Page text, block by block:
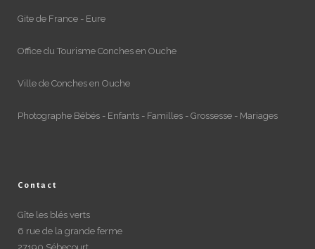
Gite de France - Eure
Office du Tourisme Conches en Ouche
Ville de Conches en Ouche
Photographe Bébés - Enfants - Familles - Grossesse - Mariages
Contact
Gîte les blés verts
6 rue de la grande ferme
27190 Sébecourt